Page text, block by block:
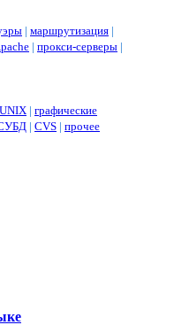
| маршрутизация |
| прокси-серверы |
| графические
| CVS | прочее